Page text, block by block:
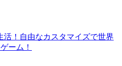
活！自由なカスタマイズで世界
ーム！